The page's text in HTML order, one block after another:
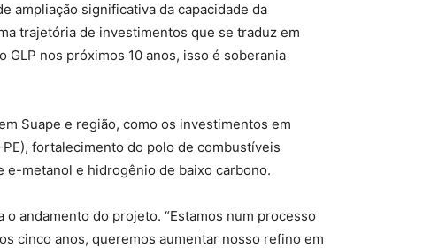
ampliação significativa da capacidade da
trajetória de investimentos que se traduz em
nos próximos 10 anos, isso é soberania
Suape e região, como os investimentos em
fortalecimento do polo de combustíveis
metanol e hidrogênio de baixo carbono.
andamento do projeto. “Estamos num processo
cinco anos, queremos aumentar nosso refino em